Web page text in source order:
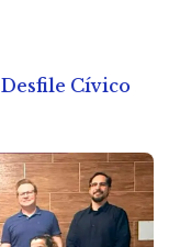
Cívico